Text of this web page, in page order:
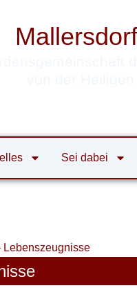
Sei dabei
Lebenszeugnisse